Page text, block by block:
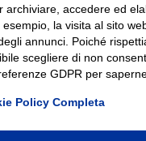
archiviare, accedere ed
la visita al sito
annunci. Poiché
scegliere di non
GDPR per
Policy Completa